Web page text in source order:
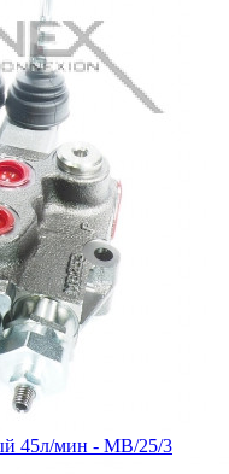
45л/мин - MB/25/3